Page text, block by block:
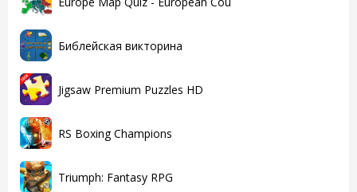
Библейская викторина
Jigsaw Premium Puzzles HD
RS Boxing Champions
Triumph: Fantasy RPG